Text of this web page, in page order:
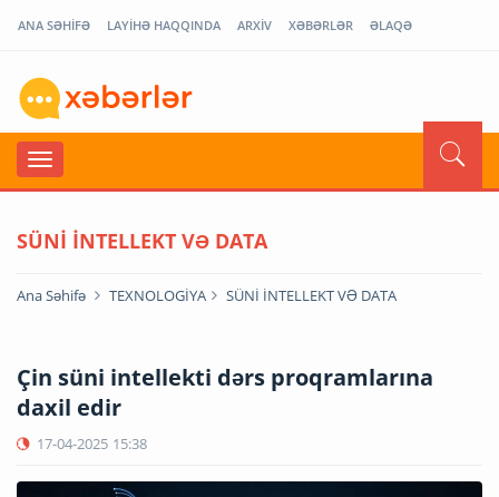
ANA SƏHİFƏ LAYİHƏ HAQQINDA ARXİV XƏBƏRLƏR ƏLAQƏ
SÜNİ İNTELLEKT VƏ DATA
Ana Səhifə TEXNOLOGİYA SÜNİ İNTELLEKT VƏ DATA
Çin süni intellekti dərs proqramlarına
daxil edir
17-04-2025 15:38